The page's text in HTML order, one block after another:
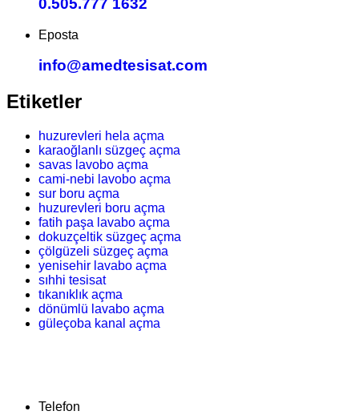
0.505.777 1632
Eposta
info@amedtesisat.com
Etiketler
huzurevleri hela açma
karaoğlanlı süzgeç açma
savas lavobo açma
cami-nebi lavobo açma
sur boru açma
huzurevleri boru açma
fatih paşa lavabo açma
dokuzçeltik süzgeç açma
çölgüzeli süzgeç açma
yenisehir lavabo açma
sıhhi tesisat
tıkanıklık açma
dönümlü lavabo açma
güleçoba kanal açma
Telefon